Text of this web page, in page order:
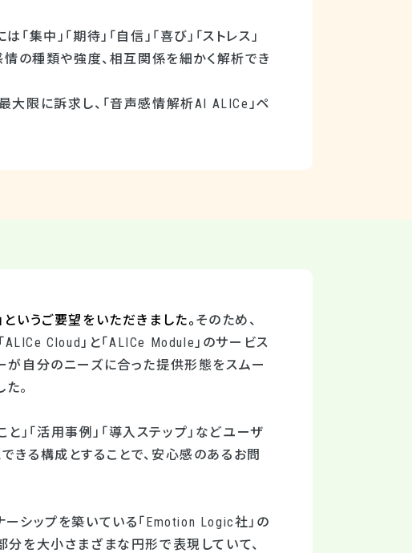
中」「期待」「自信」「喜び」「ストレス」
情の種類や強度、相互関係を細かく解析でき
大限に訴求し、「音声感情解析AI ALICe」ペ
いうご要望をいただきました。 そのため、
ALICe Cloud」と「ALICe Module」のサービス
が自分のニーズに合った提供形態をスムー
。
」「活用事例」「導入ステップ」などユーザ
きる構成とすることで、安心感のあるお問
シップを築いている「Emotion Logic社」の
分を大小さまざまな円形で表現していて、